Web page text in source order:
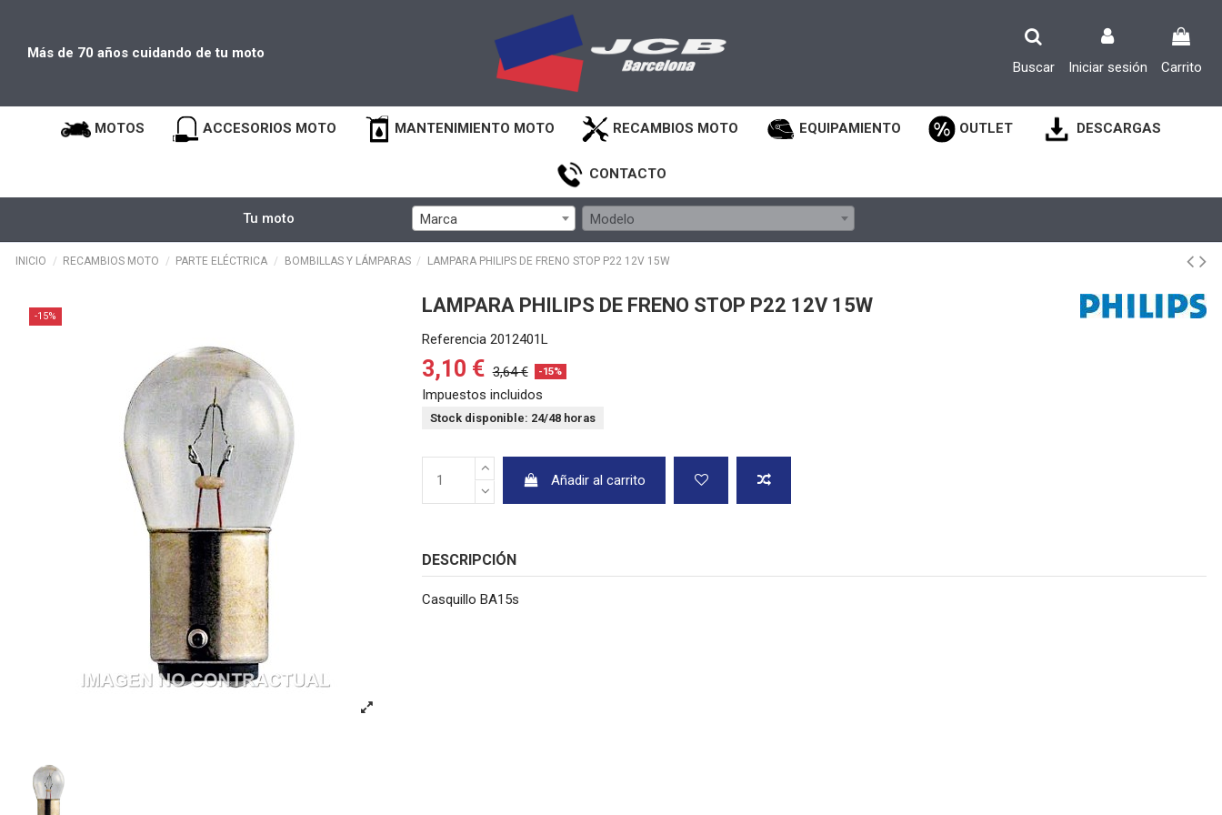
Más de 70 años cuidando de tu moto
Buscar
Iniciar sesión Carrito
MOTOS ACCESORIOS MOTO MANTENIMIENTO MOTO RECAMBIOS MOTO EQUIPAMIENTO OUTLET DESCARGAS
CONTACTO
Tu moto Marca Modelo
INICIO RECAMBIOS MOTO PARTE ELÉCTRICA BOMBILLAS Y LÁMPARAS LAMPARA PHILIPS DE FRENO STOP P22 12V 15W
-15% LAMPARA PHILIPS DE FRENO STOP P22 12V 15W
Referencia 2012401L
3,10 € 3,64 € -15%
Impuestos incluidos
Stock disponible: 24/48 horas
Añadir al carrito
DESCRIPCIÓN
Casquillo BA15s